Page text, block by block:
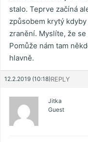
stalo. Teprve začíná
způsobem krytý
zranění. Myslíte, že
Pomůže nám tam
hlavně.
12.2.2019 (10:18)REPLY
Jitka
Guest